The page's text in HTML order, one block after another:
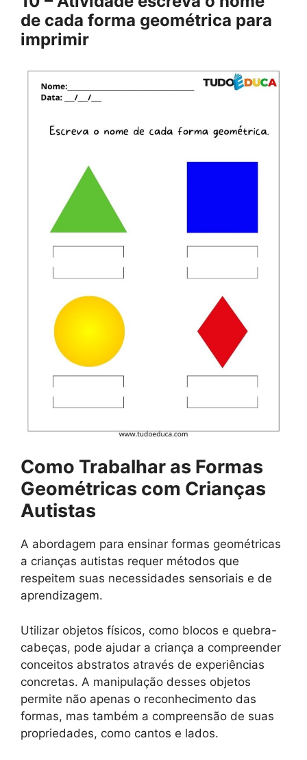
de cada forma geométrica para
imprimir
Como Trabalhar as Formas
Geométricas com Crianças
Autistas
A abordagem para ensinar formas geométricas
a crianças autistas requer métodos que
respeitem suas necessidades sensoriais e de
aprendizagem.
Utilizar objetos físicos, como blocos e quebra-
cabeças, pode ajudar a criança a compreender
conceitos abstratos através de experiências
concretas. A manipulação desses objetos
permite não apenas o reconhecimento das
formas, mas também a compreensão de suas
propriedades, como cantos e lados.